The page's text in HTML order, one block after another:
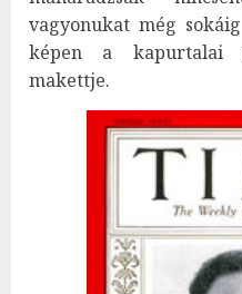
vagyonukat még
képen a kapurtalai
makettje.